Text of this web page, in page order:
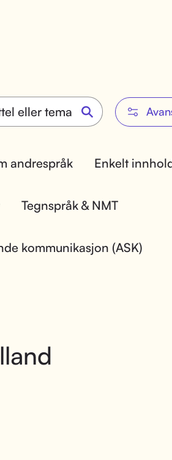
andrespråk Enkelt
Tegnspråk & NMT
kommunikasjon (ASK)